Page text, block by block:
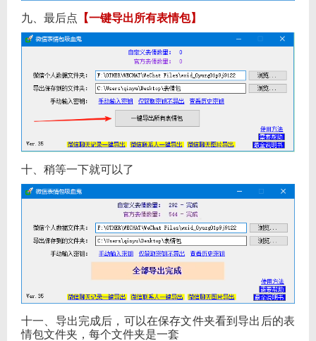
九、最后点 【一键导出所有表情包】
十、稍等一下就可以了
十一、导出完成后，可以在保存文件夹看到导出后的表
情包文件夹，每个文件夹是一套